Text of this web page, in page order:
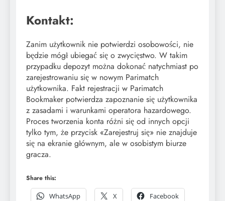
Kontakt:
Zanim użytkownik nie potwierdzi osobowości, nie
będzie mógł ubiegać się o zwycięstwo. W takim
przypadku depozyt można dokonać natychmiast po
zarejestrowaniu się w nowym Parimatch
użytkownika. Fakt rejestracji w Parimatch
Bookmaker potwierdza zapoznanie się użytkownika
z zasadami i warunkami operatora hazardowego.
Proces tworzenia konta różni się od innych opcji
tylko tym, że przycisk «Zarejestruj się» nie znajduje
się na ekranie głównym, ale w osobistym biurze
gracza.
Share this:
WhatsApp
X Facebook